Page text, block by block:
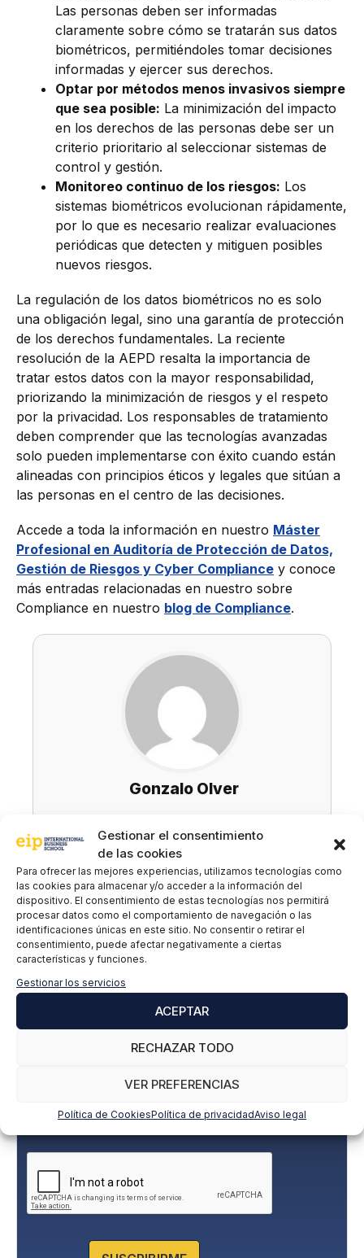
Gestionar el consentimiento
de las cookies
Para ofrecer las mejores experiencias, utilizamos tecnologías como
las cookies para almacenar y/o acceder a la información del
dispositivo. El consentimiento de estas tecnologías nos permitirá
procesar datos como el comportamiento de navegación o las
identificaciones únicas en este sitio. No consentir o retirar el
consentimiento, puede afectar negativamente a ciertas
características y funciones.
Gestionar los servicios
ACEPTAR
RECHAZAR TODO
VER PREFERENCIAS
Política de CookiesPolítica de privacidadAviso legal
Las personas deben ser informadas
claramente sobre cómo se tratarán sus datos
biométricos, permitiéndoles tomar decisiones
informadas y ejercer sus derechos.
Optar por métodos menos invasivos siempre
que sea posible: La minimización del impacto
en los derechos de las personas debe ser un
criterio prioritario al seleccionar sistemas de
control y gestión.
Monitoreo continuo de los riesgos: Los
sistemas biométricos evolucionan rápidamente,
por lo que es necesario realizar evaluaciones
periódicas que detecten y mitiguen posibles
nuevos riesgos.
La regulación de los datos biométricos no es solo
una obligación legal, sino una garantía de protección
de los derechos fundamentales. La reciente
resolución de la AEPD resalta la importancia de
tratar estos datos con la mayor responsabilidad,
priorizando la minimización de riesgos y el respeto
por la privacidad. Los responsables de tratamiento
deben comprender que las tecnologías avanzadas
solo pueden implementarse con éxito cuando están
alineadas con principios éticos y legales que sitúan a
las personas en el centro de las decisiones.
Accede a toda la información en nuestro Máster
Profesional en Auditoría de Protección de Datos,
Gestión de Riesgos y Cyber Compliance y conoce
más entradas relacionadas en nuestro sobre
Compliance en nuestro blog de Compliance.
Gonzalo Olver
LinkedIn
Suscríbete a nuestra newsletter para estar
al día de todas las novedades
l
í
c
a
Doy mi consentimiento expreso y acepto la